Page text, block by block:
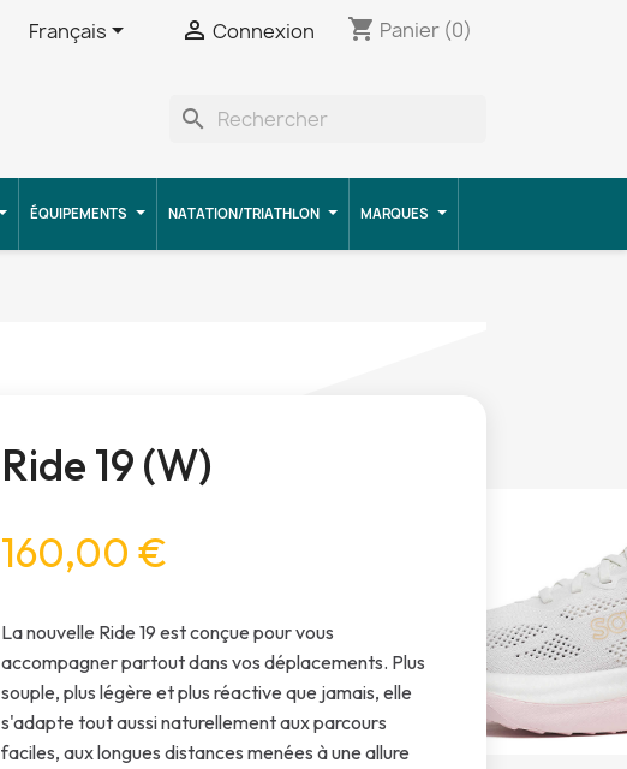
Français  Connexion shopping_cart Panier (0)
search
ÉQUIPEMENTS NATATION/TRIATHLON MARQUES
Ride 19 (W)
160,00 €
La nouvelle Ride 19 est conçue pour vous
accompagner partout dans vos déplacements. Plus
souple, plus légère et plus réactive que jamais, elle
s'adapte tout aussi naturellement aux parcours
faciles, aux longues distances menées à une allure